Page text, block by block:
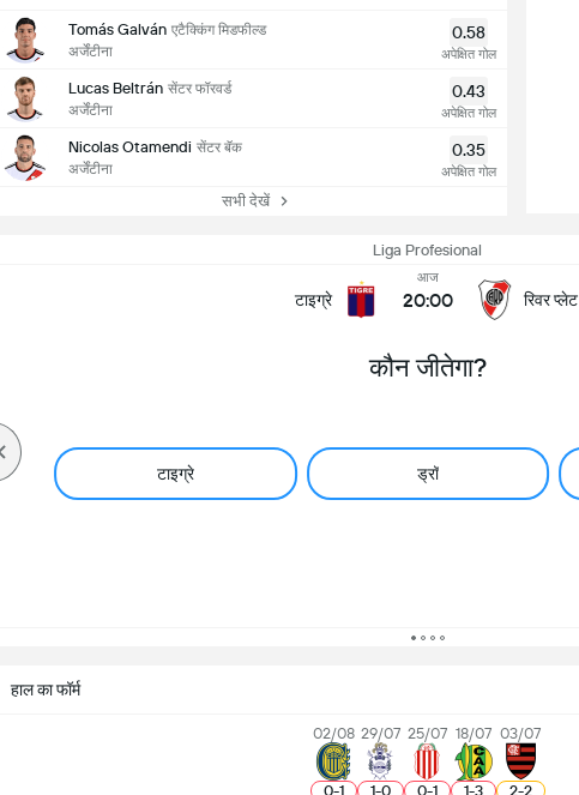
Tomás Galván एटैक्किंग मिडफील्ड
अर्जेंटीना
0.58
अपेक्षित गोल
Lucas Beltrán सेंटर फॉरवर्ड
अर्जेंटीना
0.43
अपेक्षित गोल
Nicolas Otamendi सेंटर बॅक
अर्जेंटीना
0.35
अपेक्षित गोल
सभी देखें
Liga Profesional
टाइग्रे
आज
20:00 रिवर प्लेट
कौन जीतेगा?
टाइग्रे ड्रॉ
हाल का फॉर्म
02/08
0-1
29/07
1-0
25/07
0-1
18/07
1-3
03/07
2-2